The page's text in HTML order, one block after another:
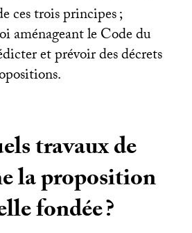
ces trois principes;
aménageant le Code du
et prévoir des décrets
travaux de
la proposition
fondée?